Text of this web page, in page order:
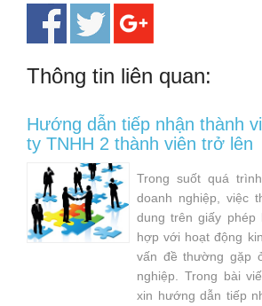
Thông tin liên quan:
Hướng dẫn tiếp nhận thành
ty TNHH 2 thành viên trở lên
Trong suốt quá
doanh nghiệp, việc
dung trên giấy phép
hợp với hoạt động
vấn đề thường gặp
nghiệp. Trong bài
xin hướng dẫn tiếp